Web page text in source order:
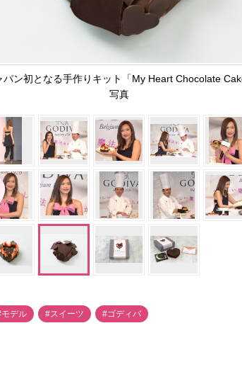
パン初となる手作りキット「My Heart Chocolate
写真
デル #スイーツ #ゴディバ